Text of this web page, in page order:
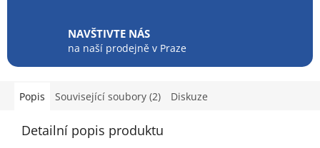
NAVŠTIVTE NÁS
na naší prodejně v Praze
Popis Související soubory (2) Diskuze
Detailní popis produktu